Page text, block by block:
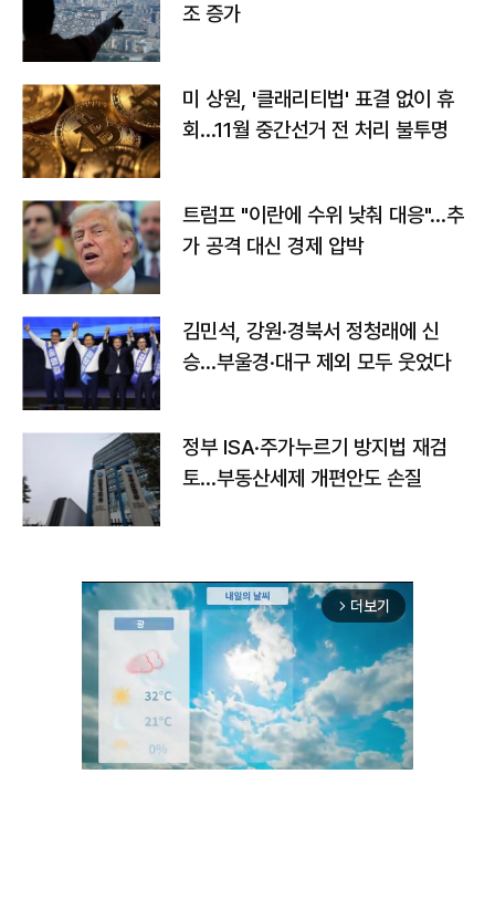
조 증가
미 상원, '클래리티법' 표결 없이 휴
회…11월 중간선거 전 처리 불투명
트럼프 "이란에 수위 낮춰 대응"…추
가 공격 대신 경제 압박
김민석, 강원·경북서 정청래에 신
승…부울경·대구 제외 모두 웃었다
정부 ISA·주가누르기 방지법 재검
토…부동산세제 개편안도 손질
arrow_forward_ios 더보기